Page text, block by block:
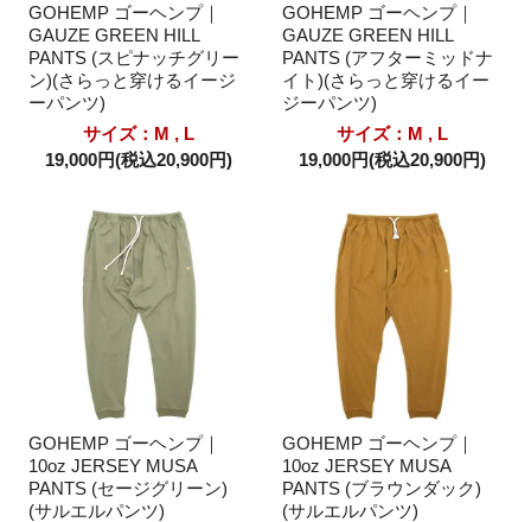
GOHEMP ゴーヘンプ｜
GAUZE GREEN HILL
PANTS (スピナッチグリー
ン)(さらっと穿けるイージ
ーパンツ)
サイズ：M , L
19,000円(税込20,900円)
GOHEMP ゴーヘンプ｜
GAUZE GREEN HILL
PANTS (アフターミッドナ
イト)(さらっと穿けるイー
ジーパンツ)
サイズ：M , L
19,000円(税込20,900円)
GOHEMP ゴーヘンプ｜
10oz JERSEY MUSA
PANTS (セージグリーン)
(サルエルパンツ)
GOHEMP ゴーヘンプ｜
10oz JERSEY MUSA
PANTS (ブラウンダック)
(サルエルパンツ)